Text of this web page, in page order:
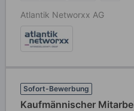
Atlantik Networxx AG
Sofort-Bewerbung
Kaufmännischer